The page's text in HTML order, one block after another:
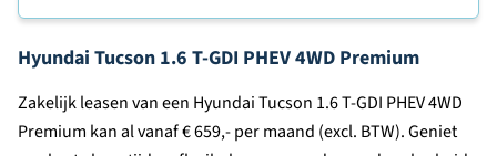
Hyundai Tucson 1.6 T-GDI PHEV 4WD Premium
Zakelijk leasen van een Hyundai Tucson 1.6 T-GDI PHEV 4WD
Premium kan al vanaf € 659,- per maand (excl. BTW). Geniet